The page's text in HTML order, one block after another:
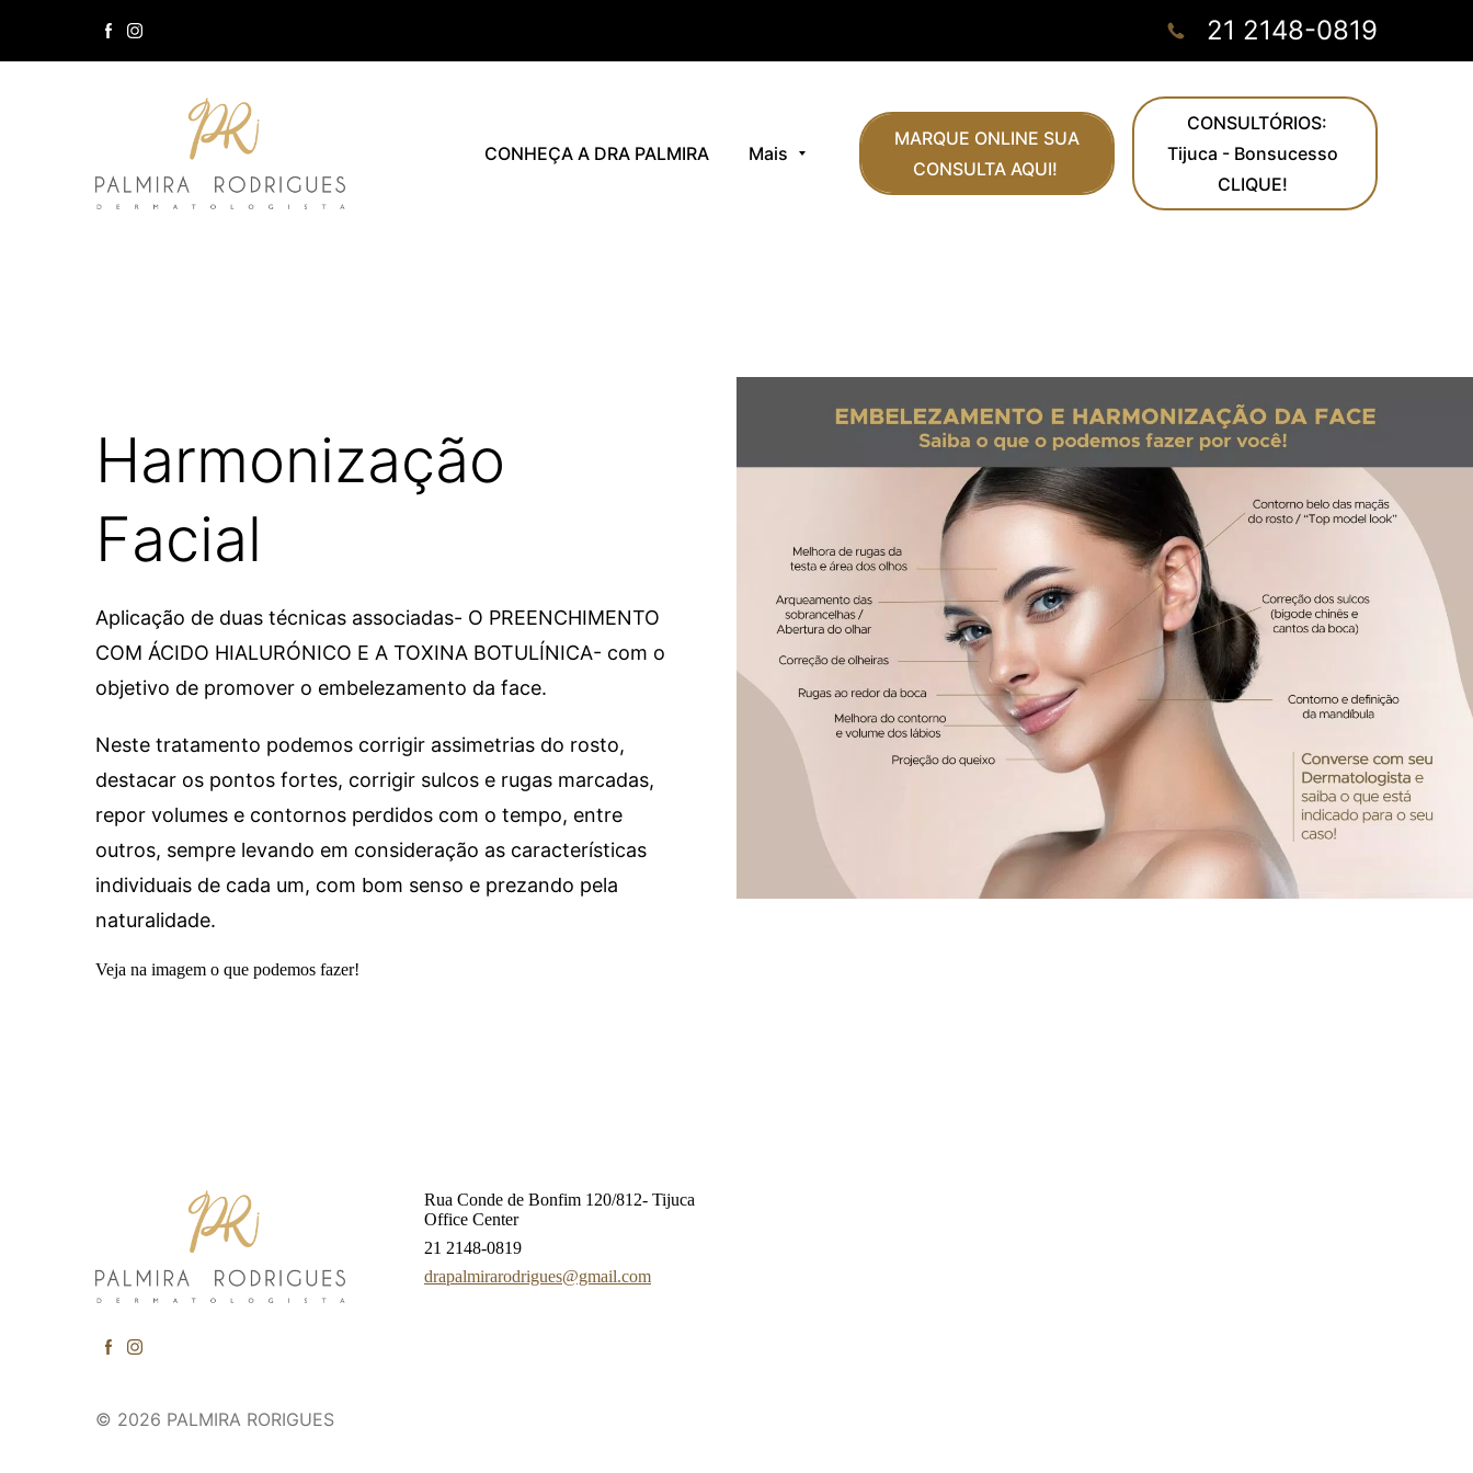
CONHEÇA A DRA PALMIRA Mais
MARQUE ONLINE SUA
CONSULTA AQUI!
CONSULTÓRIOS:
Tijuca - Bonsucesso
CLIQUE!
21 2148-0819
Harmonização
Facial
Aplicação de duas técnicas associadas- O PREENCHIMENTO
COM ÁCIDO HIALURÓNICO E A TOXINA BOTULÍNICA- com o
objetivo de promover o embelezamento da face.
Neste tratamento podemos corrigir assimetrias do rosto,
destacar os pontos fortes, corrigir sulcos e rugas marcadas,
repor volumes e contornos perdidos com o tempo, entre
outros, sempre levando em consideração as características
individuais de cada um, com bom senso e prezando pela
naturalidade.
Veja na imagem o que podemos fazer!
Rua Conde de Bonfim 120/812- Tijuca
Office Center
21 2148-0819
drapalmirarodrigues@gmail.com
© 2026 PALMIRA RORIGUES